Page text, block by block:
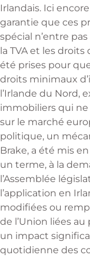
Irlandais. Ici
garantie que ces
spécial n’entre
la TVA et les droits
été prises pour
droits minimaux
l’Irlande du Nord,
immobiliers qui ne
sur le marché
politique, un
Brake, a été mis
un terme, à la
l’Assemblée
l’application en
modifiées ou
de l’Union liées
un impact
quotidienne des